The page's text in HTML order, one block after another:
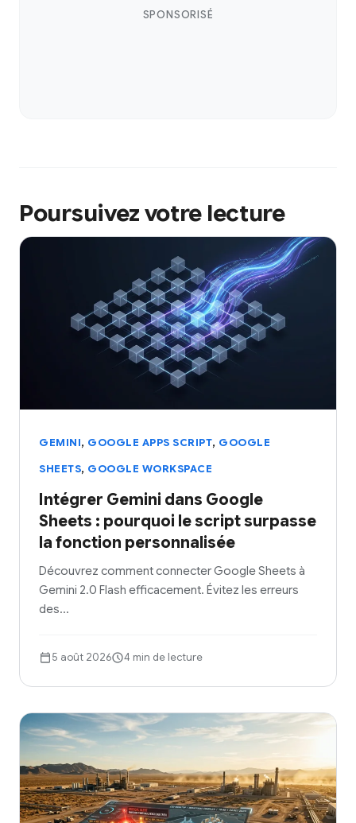
SPONSORISÉ
Poursuivez votre lecture
GEMINI, GOOGLE APPS SCRIPT, GOOGLE
SHEETS, GOOGLE WORKSPACE
Intégrer Gemini dans Google
Sheets : pourquoi le script surpasse
la fonction personnalisée
Découvrez comment connecter Google Sheets à
Gemini 2.0 Flash efficacement. Évitez les erreurs
des…
5 août 2026 4 min de lecture